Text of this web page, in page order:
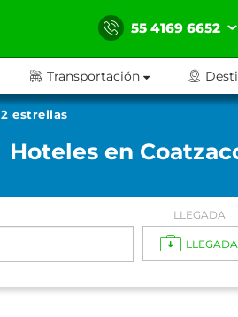
55 4169 6652
Transportación
2 estrellas
Hoteles en
LLEGADA
LLEGADA